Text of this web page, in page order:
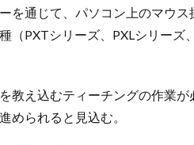
を通じて、パソコン上のマウ
（PXTシリーズ、PXLシリーズ
教え込むティーチングの作業
められると見込む。